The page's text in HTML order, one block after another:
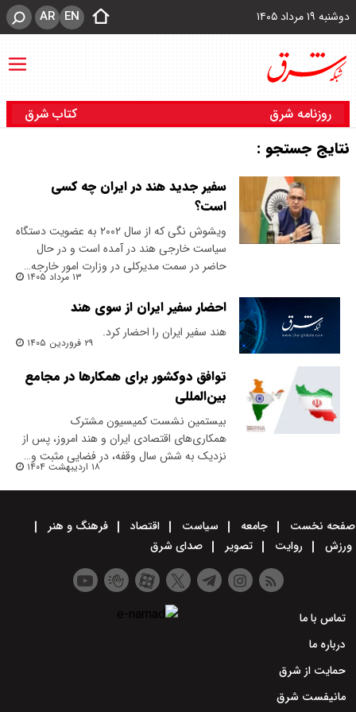
دوشنبه ۱۹ مرداد ۱۴۰۵ EN
AR
روزنامه شرق کتاب شرق
نتایج جستجو :
سفیر جدید هند در ایران چه کسی
است؟
ویشوش نگی که از سال ۲۰۰۲ به عضویت دستگاه
سیاست خارجی هند در آمده است و در حال
حاضر در سمت مدیرکلی در وزارت امور خارجه…
۱۳ مرداد ۱۴۰۵
احضار سفیر ایران از سوی هند
هند سفیر ایران را احضار کرد‌.
۲۹ فروردین ۱۴۰۵
توافق دو‌کشور برای همکار‌ها در مجامع
بین‌المللی
بیستمین نشست کمیسیون مشترک
همکاری‌های اقتصادی ایران و هند امروز، پس از
نزدیک به شش سال وقفه، در فضایی مثبت و…
۱۸ اردیبهشت ۱۴۰۴
صفحه نخست جامعه سیاست اقتصاد
فرهنگ و هنر
ورزش
روایت تصویر صدای شرق
تماس با ما
درباره ما
حمایت از شرق
مانیفست شرق